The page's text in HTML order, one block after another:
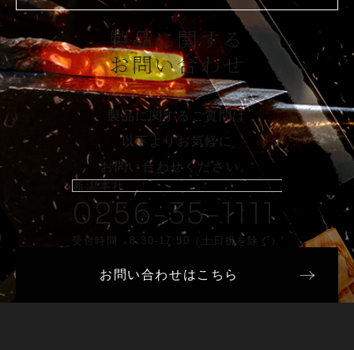
製品に関する
お問い合わせ
製品に関するご質問は
以下よりお気軽に
お問い合わせください。
新潟本社
0256-35-1111
受付時間 8:30-17:30（土日祝を除く）
お問い合わせはこちら